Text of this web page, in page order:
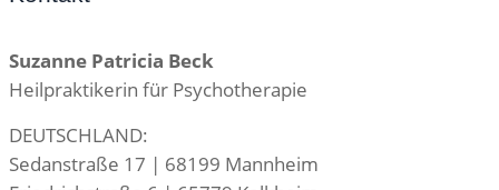
Suzanne Patricia Beck
Heilpraktikerin für Psychotherapie
DEUTSCHLAND:
Sedanstraße 17 | 68199 Mannheim